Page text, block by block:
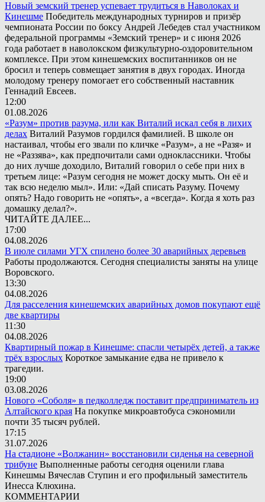
Новый земский тренер успевает трудиться в Наволоках и
Кинешме Победитель международных турниров и призёр
чемпионата России по боксу Андрей Лебедев стал участником
федеральной программы «Земский тренер» и с июня 2026
года работает в наволокском физкультурно-оздоровительном
комплексе. При этом кинешемских воспитанников он не
бросил и теперь совмещает занятия в двух городах. Иногда
молодому тренеру помогает его собственный наставник
Геннадий Евсеев.
12:00
01.08.2026
«Разум» против разума, или как Виталий искал себя в лихих
делах Виталий Разумов гордился фамилией. В школе он
настаивал, чтобы его звали по кличке «Разум», а не «Разя» и
не «Раззява», как предпочитали сами одноклассники. Чтобы
до них лучше доходило, Виталий говорил о себе при них в
третьем лице: «Разум сегодня не может доску мыть. Он её и
так всю неделю мыл». Или: «Дай списать Разуму. Почему
опять? Надо говорить не «опять», а «всегда». Когда я хоть раз
домашку делал?».
ЧИТАЙТЕ ДАЛЕЕ...
17:00
04.08.2026
В июле силами УГХ спилено более 30 аварийных деревьев
Работы продолжаются. Сегодня специалисты заняты на улице
Воровского.
13:30
04.08.2026
Для расселения кинешемских аварийных домов покупают ещё
две квартиры
11:30
04.08.2026
Квартирный пожар в Кинешме: спасли четырёх детей, а также
трёх взрослых Короткое замыкание едва не привело к
трагедии.
19:00
03.08.2026
Нового «Соболя» в педколледж поставит предприниматель из
Алтайского края На покупке микроавтобуса сэкономили
почти 35 тысяч рублей.
17:15
31.07.2026
На стадионе «Волжанин» восстановили сиденья на северной
трибуне Выполненные работы сегодня оценили глава
Кинешмы Вячеслав Ступин и его профильный заместитель
Инесса Клюхина.
КОММЕНТАРИИ